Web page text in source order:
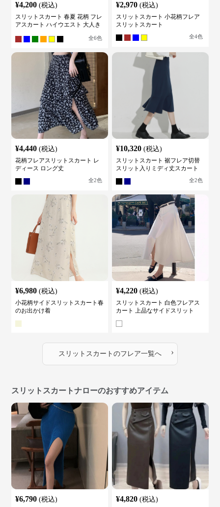
¥4,200 (税込)
スリットスカート 春夏 花柄 フレ
アスカート ハイウエスト 大人き
全6色
¥2,970 (税込)
スリットスカート 小花柄フレア
スリットスカート
全4色
¥4,440 (税込)
花柄フレアスリットスカート レ
ディース ロング丈
全2色
¥10,320 (税込)
スリットスカート 裾フレア切替
スリット入りミディ丈スカート
全2色
¥6,980 (税込)
小花柄サイドスリットスカート春
のお出かけ着
¥4,220 (税込)
スリットスカート 白色フレアス
カート 上品なサイドスリット
スリットスカート のフレア一覧へ ›
スリットスカートナローのおすすめアイテム
¥6,790 (税込) ¥4,820 (税込)